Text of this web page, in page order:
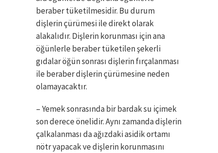
beraber tüketilmesidir. Bu durum
dişlerin çürümesi ile direkt olarak
alakalıdır. Dişlerin korunması için ana
öğünlerle beraber tüketilen şekerli
gıdalar öğün sonrası dişlerin fırçalanması
ile beraber dişlerin çürümesine neden
olamayacaktır.
– Yemek sonrasında bir bardak su içimek
son derece önelidir. Aynı zamanda dişlerin
çalkalanması da ağızdaki asidik ortamı
nötr yapacak ve dişlerin korunmasını